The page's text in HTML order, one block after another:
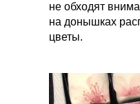
не обходят
на донышках
цветы.